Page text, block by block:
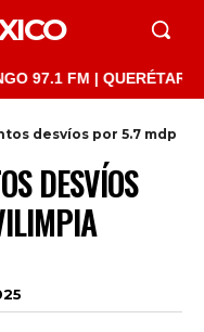
FM | QUERÉTARO
desvíos por 5.7 mdp
DESVÍOS